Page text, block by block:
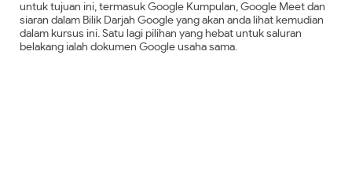
untuk tujuan ini, termasuk Google Kumpulan, Google Meet dan
siaran dalam Bilik Darjah Google yang akan anda lihat kemudian
dalam kursus ini. Satu lagi pilihan yang hebat untuk saluran
belakang ialah dokumen Google usaha sama.